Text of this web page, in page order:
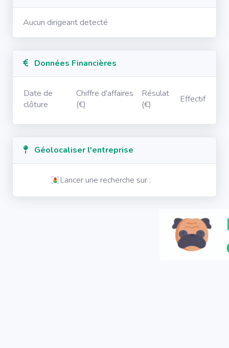
Aucun dirigeant detecté
Données Financières
Date de
clôture
Chiffre d'affaires
(€)
Résulat
(€)
Effectif
Géolocaliser l'entreprise
Lancer une recherche sur :